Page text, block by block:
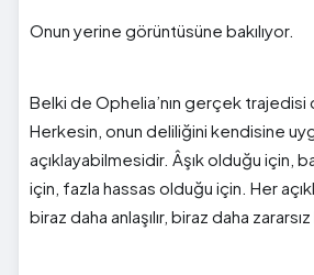
Onun yerine görüntüsüne bakılıyor.
Belki de Ophelia’nın gerçek
Herkesin, onun deliliğini kendisine
açıklayabilmesidir. Âşık olduğu için,
için, fazla hassas olduğu için. Her
biraz daha anlaşılır, biraz daha